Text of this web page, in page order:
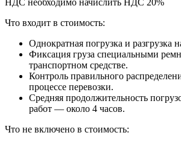
НДС необходимо начислить НДС 20%
Что входит в стоимость:
Однократная погрузка и разгрузка
Фиксация груза специальными
транспортном средстве.
Контроль правильного
процессе перевозки.
Средняя продолжительность
работ — около 4 часов.
Что не включено в стоимость: